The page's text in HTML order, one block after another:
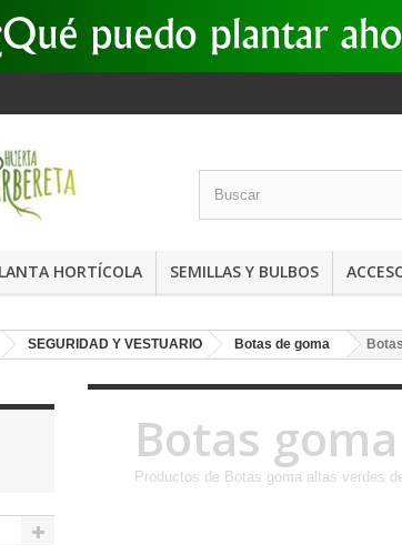
HORTÍCOLA SEMILLAS Y BULBOS
SEGURIDAD Y VESTUARIO Botas de goma
Botas
Productos de Botas goma altas verdes